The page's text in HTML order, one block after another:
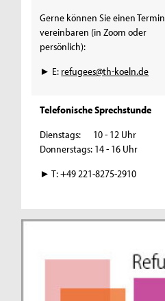
Gerne können Sie einen Termin
vereinbaren (in Zoom oder
persönlich):
► E: refugees@th-koeln.de
Telefonische Sprechstunde
Dienstags: 10 - 12 Uhr
Donnerstags: 14 - 16 Uhr
► T: +49 221-8275-2910